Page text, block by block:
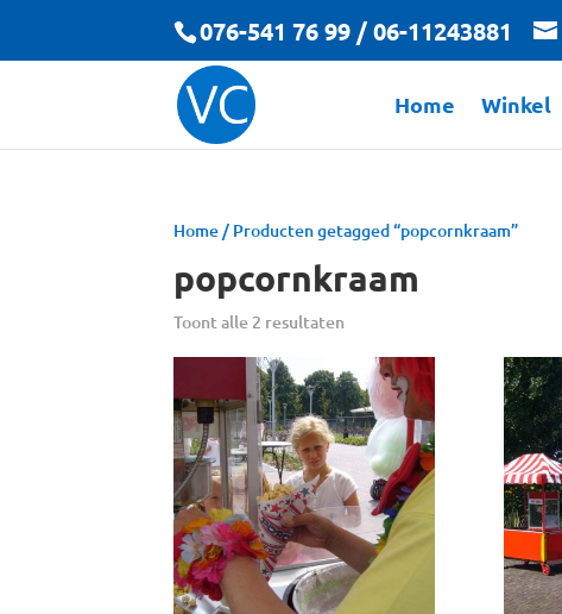
076-541 76 99 / 06-11243881
Home Winkel
Home/ Producten getagged “popcornkraam”
popcornkraam
Toont alle 2 resultaten